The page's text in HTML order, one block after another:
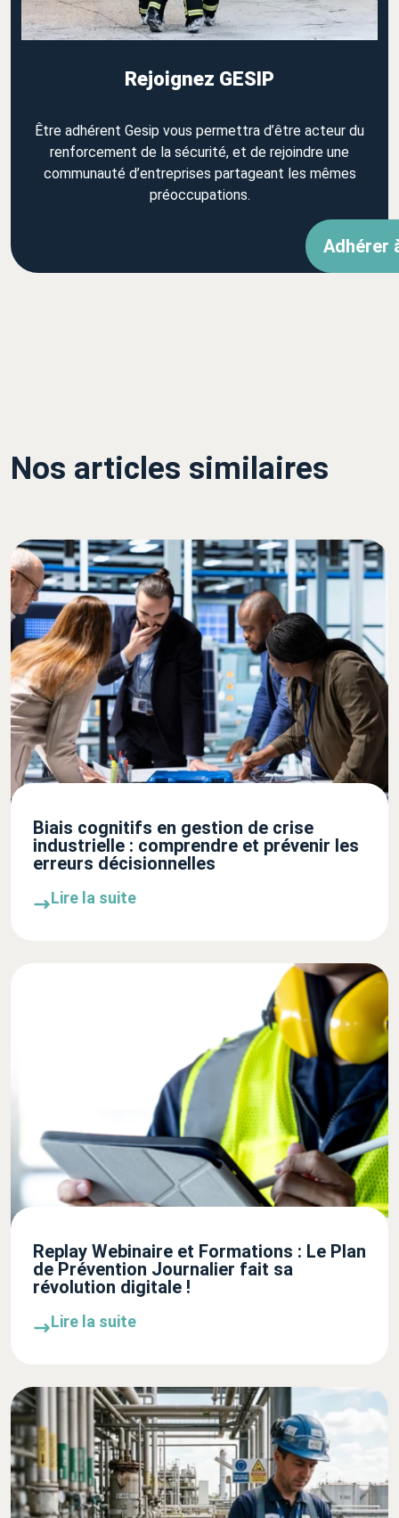
Rejoignez GESIP
Être adhérent Gesip vous permettra d’être acteur du
renforcement de la sécurité, et de rejoindre une
communauté d’entreprises partageant les mêmes
préoccupations.
Adhérer
Nos articles similaires
Biais cognitifs en gestion de crise
industrielle : comprendre et prévenir les
erreurs décisionnelles
Lire la suite
Replay Webinaire et Formations : Le Plan
de Prévention Journalier fait sa
révolution digitale !
Lire la suite